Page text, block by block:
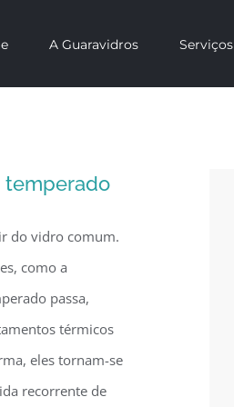
A Guaravidros Serviços
temperado
do vidro comum.
como a
passa,
térmicos
eles tornam-se
recorrente de